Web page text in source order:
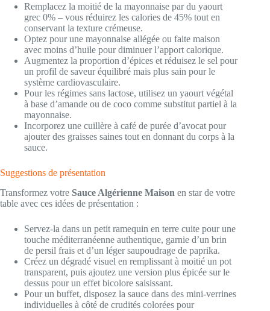
Remplacez la moitié de la mayonnaise par du yaourt
grec 0% – vous réduirez les calories de 45% tout en
conservant la texture crémeuse.
Optez pour une mayonnaise allégée ou faite maison
avec moins d’huile pour diminuer l’apport calorique.
Augmentez la proportion d’épices et réduisez le sel pour
un profil de saveur équilibré mais plus sain pour le
système cardiovasculaire.
Pour les régimes sans lactose, utilisez un yaourt végétal
à base d’amande ou de coco comme substitut partiel à la
mayonnaise.
Incorporez une cuillère à café de purée d’avocat pour
ajouter des graisses saines tout en donnant du corps à la
sauce.
Suggestions de présentation
Transformez votre Sauce Algérienne Maison en star de votre
table avec ces idées de présentation :
Servez-la dans un petit ramequin en terre cuite pour une
touche méditerranéenne authentique, garnie d’un brin
de persil frais et d’un léger saupoudrage de paprika.
Créez un dégradé visuel en remplissant à moitié un pot
transparent, puis ajoutez une version plus épicée sur le
dessus pour un effet bicolore saisissant.
Pour un buffet, disposez la sauce dans des mini-verrines
individuelles à côté de crudités colorées pour